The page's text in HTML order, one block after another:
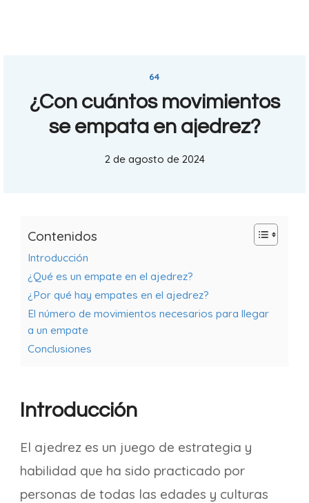
64
¿Con cuántos movimientos
se empata en ajedrez?
2 de agosto de 2024
Contenidos
Introducción
¿Qué es un empate en el ajedrez?
¿Por qué hay empates en el ajedrez?
El número de movimientos necesarios para llegar
a un empate
Conclusiones
Introducción
El ajedrez es un juego de estrategia y
habilidad que ha sido practicado por
personas de todas las edades y culturas